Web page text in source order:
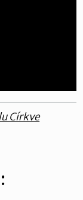
Církve